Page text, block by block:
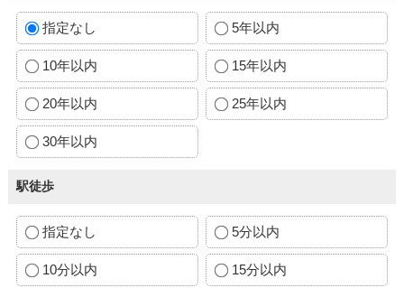
指定なし 5年以内
10年以内 15年以内
20年以内 25年以内
30年以内
駅徒歩
指定なし 5分以内
10分以内 15分以内